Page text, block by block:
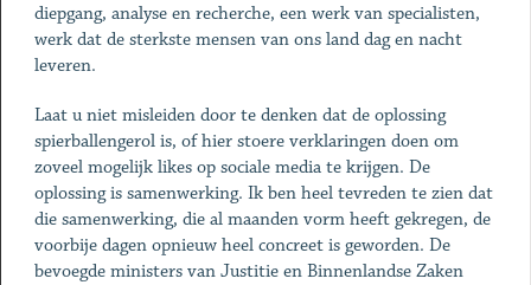
diepgang, analyse en recherche, een werk van specialisten,
werk dat de sterkste mensen van ons land dag en nacht
leveren.
Laat u niet misleiden door te denken dat de oplossing
spierballengerol is, of hier stoere verklaringen doen om
zoveel mogelijk likes op sociale media te krijgen. De
oplossing is samenwerking. Ik ben heel tevreden te zien dat
die samenwerking, die al maanden vorm heeft gekregen, de
voorbije dagen opnieuw heel concreet is geworden. De
bevoegde ministers van Justitie en Binnenlandse Zaken